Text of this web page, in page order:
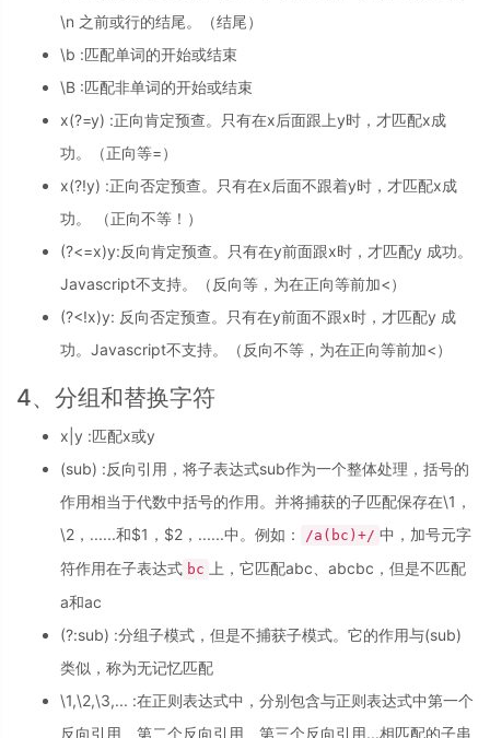
\n 之前或行的结尾。（结尾）
\b :匹配单词的开始或结束
\B :匹配非单词的开始或结束
x(?=y) :正向肯定预查。只有在x后面跟上y时，才匹配x成
功。（正向等=）
x(?!y) :正向否定预查。只有在x后面不跟着y时，才匹配x成
功。 （正向不等！）
(?<=x)y:反向肯定预查。只有在y前面跟x时，才匹配y 成功。
Javascript不支持。（反向等，为在正向等前加<）
(?<!x)y: 反向否定预查。只有在y前面不跟x时，才匹配y 成
功。Javascript不支持。（反向不等，为在正向等前加<）
4、分组和替换字符
x|y :匹配x或y
(sub) :反向引用，将子表达式sub作为一个整体处理，括号的
作用相当于代数中括号的作用。并将捕获的子匹配保存在\1，
\2，......和$1，$2，......中。例如：
/a(bc)+/ 中，加号元字
符作用在子表达式 bc
上，它匹配abc、abcbc，但是不匹配
a和ac
(?:sub) :分组子模式，但是不捕获子模式。它的作用与(sub)
类似，称为无记忆匹配
\1,\2,\3,... :在正则表达式中，分别包含与正则表达式中第一个
反向引用、第二个反向引用、第三个反向引用...相匹配的子串